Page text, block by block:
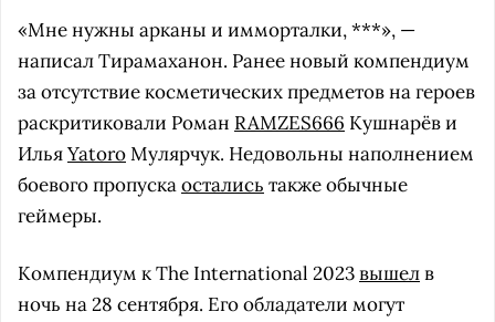
«Мне нужны арканы и имморталки, ***», —
написал Тирамаханон. Ранее новый компендиум
за отсутствие косметических предметов на героев
раскритиковали Роман RAMZES666 Кушнарёв и
ИльяYatoroМулярчук. Недовольны наполнением
боевого пропускаостались также обычные
геймеры.
Компендиум к The International 2023вышелв
ночь на 28 сентября. Его обладатели могут